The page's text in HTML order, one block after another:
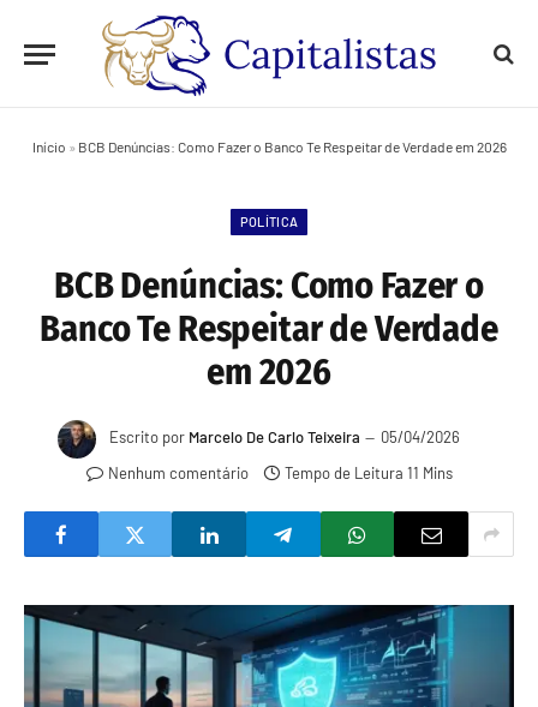
Início » BCB Denúncias: Como Fazer o Banco Te Respeitar de Verdade em 2026
POLÍTICA
BCB Denúncias: Como Fazer o
Banco Te Respeitar de Verdade
em 2026
Escrito por Marcelo De Carlo Teixeira
05/04/2026
Nenhum comentário
Tempo de Leitura 11 Mins